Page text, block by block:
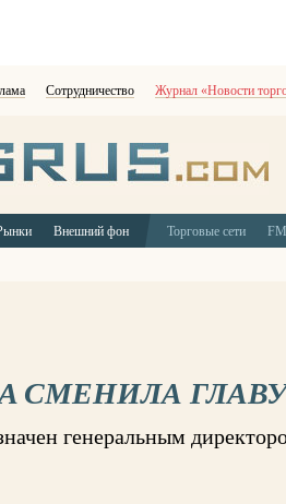
Сотрудничество Журнал «Новости
Внешний фон Торговые сети
СМЕНИЛА
генеральным